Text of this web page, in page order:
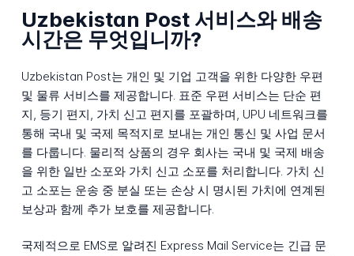
Uzbekistan Post 서비스와 배송
시간은 무엇입니까?
Uzbekistan Post는 개인 및 기업 고객을 위한 다양한 우편
및 물류 서비스를 제공합니다. 표준 우편 서비스는 단순 편
지, 등기 편지, 가치 신고 편지를 포괄하며, UPU 네트워크를
통해 국내 및 국제 목적지로 보내는 개인 통신 및 사업 문서
를 다룹니다. 물리적 상품의 경우 회사는 국내 및 국제 배송
을 위한 일반 소포와 가치 신고 소포를 처리합니다. 가치 신
고 소포는 운송 중 분실 또는 손상 시 명시된 가치에 연계된
보상과 함께 추가 보호를 제공합니다.
국제적으로 EMS로 알려진 Express Mail Service는 긴급 문